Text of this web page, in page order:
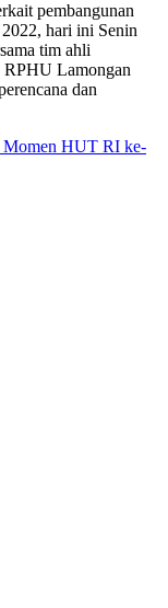
pembangunan
hari ini Senin
tim ahli
RPHU Lamongan
dan
Momen HUT RI ke-